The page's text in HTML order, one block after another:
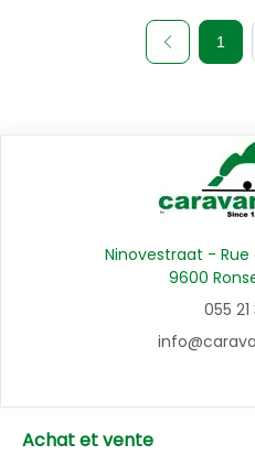
1
Ninovestraat - Rue
9600
055 21
Achat et vente